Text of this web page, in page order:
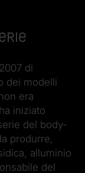
di
dei modelli
era
iniziato
del body-
produrre,
alluminio
del